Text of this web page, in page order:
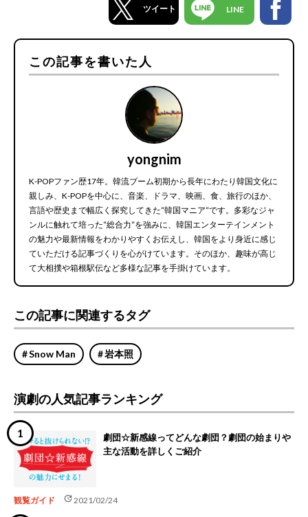
ツイート LINE
この記事を書いた人
yongnim
K-POPファン歴17年。韓流ブーム初期から長年にわたり韓国文化に
親しみ、K-POPを中心に、音楽、ドラマ、映画、食、旅行のほか、
言語や歴史まで幅広く探究してきた“韓国マニア“です。多彩なジャ
ンルに触れて培った“総合力“を強みに、韓国エンターテインメント
の魅力や最新情報をわかりやすくお伝えし、韓国をより身近に感じ
ていただける記事づくりを心がけています。そのほか、趣味が高じ
て大相撲や箱根駅伝など多様な記事を手掛けています。
この記事に関連するタグ
Snow Man 岩本照
演劇の人気記事ランキング
劇団☆新感線ってどんな劇団？劇団の始まりや
主な活動を詳しくご紹介
観覧ガイド update2021/02/24